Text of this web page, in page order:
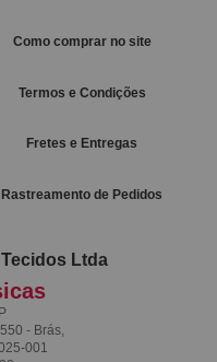
Como comprar no site
Termos e Condições
Fretes e Entregas
Rastreamento de Pedidos
Ltda
- Brás,
001